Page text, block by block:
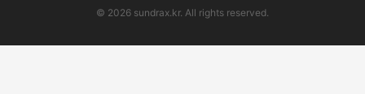
© 2026 sundrax.kr. All rights reserved.